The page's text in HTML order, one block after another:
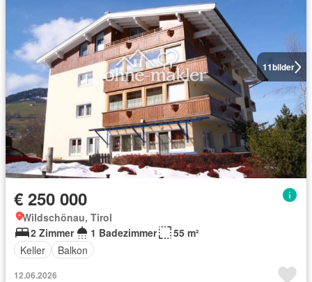
11bilder
€ 250 000
Wildschönau, Tirol
2 Zimmer
1 Badezimmer
55 m²
Keller
Balkon
12.06.2026